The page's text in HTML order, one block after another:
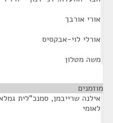
אורי אורבך
אורלי לוי-אבקסיס
משה מטלון
מוזמנים
אילנה שרייבמן, סמנכ"לית
לאומי